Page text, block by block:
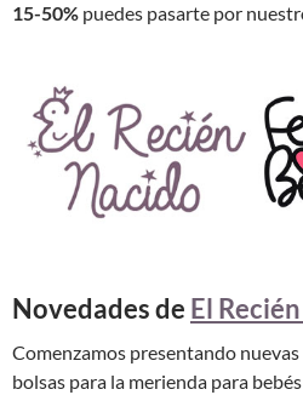
15-50% puedes pasarte por
Novedades de El
Comenzamos presentando
bolsas para la merienda para